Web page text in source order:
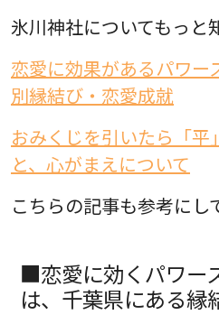
氷川神社についてもっと
恋愛に効果があるパワー
別縁結び・恋愛成就
おみくじを引いたら「
と、心がまえについて
こちらの記事も参考にし
■恋愛に効くパワー
は、千葉県にある縁